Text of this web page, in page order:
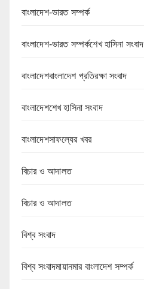
বাংলাদেশ-ভারত সম্পর্ক
বাংলাদেশ-ভারত সম্পর্কশেখ হাসিনা সংবাদ
বাংলাদেশবাংলাদেশ প্রতিরক্ষা সংবাদ
বাংলাদেশশেখ হাসিনা সংবাদ
বাংলাদেশসাফল্যের খবর
বিচার ও আদালত
বিচার ও আদালত
বিশ্ব সংবাদ
বিশ্ব সংবাদমায়ানমার বাংলাদেশ সম্পর্ক